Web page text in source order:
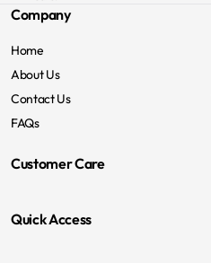
Company
Home
About Us
Contact Us
FAQs
Customer Care
Quick Access